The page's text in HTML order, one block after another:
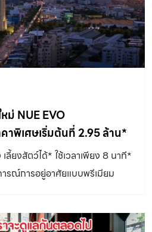
ม่ NUE EVO
าพิเศษเริ่มต้นที่ 2.95 ล้าน*
ลี้ยงสัตว์ได้* ใช้เวลาเพียง 8 นาที*
รณ์การอยู่อาศัยแบบพรีเมียม